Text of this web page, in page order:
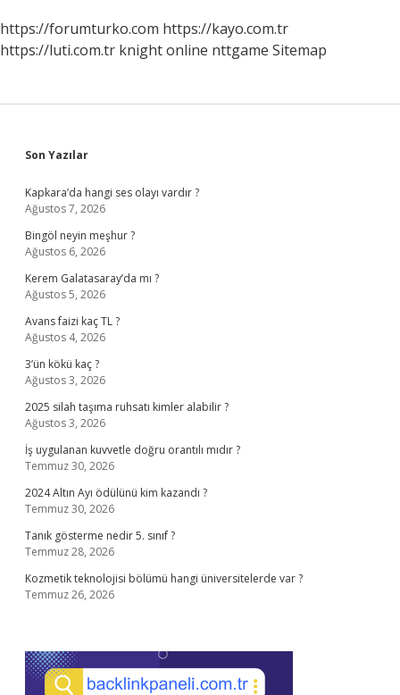
https://forumturko.com https://kayo.com.tr
https://luti.com.tr knight online nttgame Sitemap
Sidebar
Son Yazılar
Kapkara’da hangi ses olayı vardır ?
Ağustos 7, 2026
Bingöl neyin meşhur ?
Ağustos 6, 2026
Kerem Galatasaray’da mı ?
Ağustos 5, 2026
Avans faizi kaç TL ?
Ağustos 4, 2026
3’ün kökü kaç ?
Ağustos 3, 2026
2025 silah taşıma ruhsatı kimler alabilir ?
Ağustos 3, 2026
İş uygulanan kuvvetle doğru orantılı mıdır ?
Temmuz 30, 2026
2024 Altın Ayı ödülünü kim kazandı ?
Temmuz 30, 2026
Tanık gösterme nedir 5. sınıf ?
Temmuz 28, 2026
Kozmetik teknolojisi bölümü hangi üniversitelerde var ?
Temmuz 26, 2026